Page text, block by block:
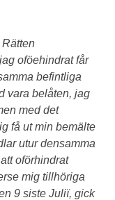
oföehindrat får
befintliga
vara belåten, jag
med det
få ut min bemälte
utur densamma
oförhindrat
mig tillhöriga
9 siste Juliï, gick